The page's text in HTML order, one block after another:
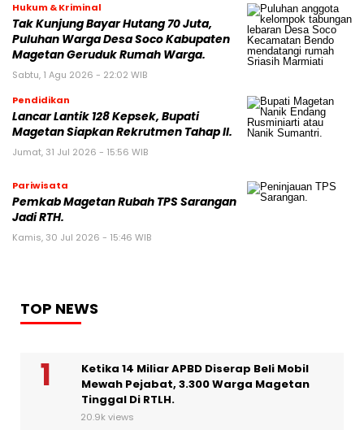
Hukum & Kriminal
Tak Kunjung Bayar Hutang 70 Juta,
Puluhan Warga Desa Soco Kabupaten
Magetan Geruduk Rumah Warga.
Sabtu, 1 Agu 2026 - 22:02 WIB
Pendidikan
Lancar Lantik 128 Kepsek, Bupati
Magetan Siapkan Rekrutmen Tahap II.
Jumat, 31 Jul 2026 - 15:56 WIB
Pariwisata
Pemkab Magetan Rubah TPS Sarangan
Jadi RTH.
Kamis, 30 Jul 2026 - 15:46 WIB
TOP NEWS
Ketika 14 Miliar APBD Diserap Beli Mobil
Mewah Pejabat, 3.300 Warga Magetan
Tinggal Di RTLH.
20.9k views